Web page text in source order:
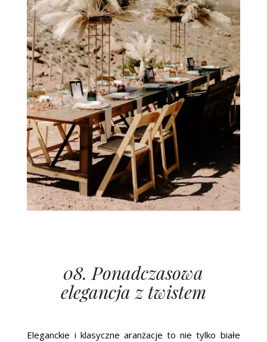
08. Ponadczasowa
elegancja z twistem
Eleganckie i klasyczne aranżacje to nie tylko białe